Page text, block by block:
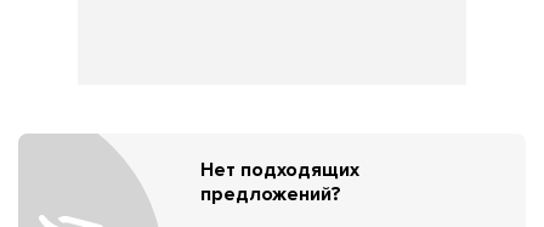
Нет подходящих
предложений?